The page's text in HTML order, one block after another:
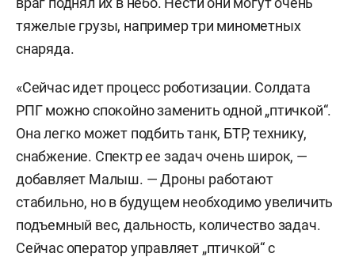
тяжелые грузы, например три минометных
снаряда.
«Сейчас идет процесс роботизации. Солдата
РПГ можно спокойно заменить одной „птичкой“.
Она легко может подбить танк, БТР, технику,
снабжение. Спектр ее задач очень широк, —
добавляет Малыш. — Дроны работают
стабильно, но в будущем необходимо увеличить
подъемный вес, дальность, количество задач.
Сейчас оператор управляет „птичкой“ с